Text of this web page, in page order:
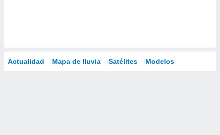
Actualidad Mapa de lluvia Satélites Modelos